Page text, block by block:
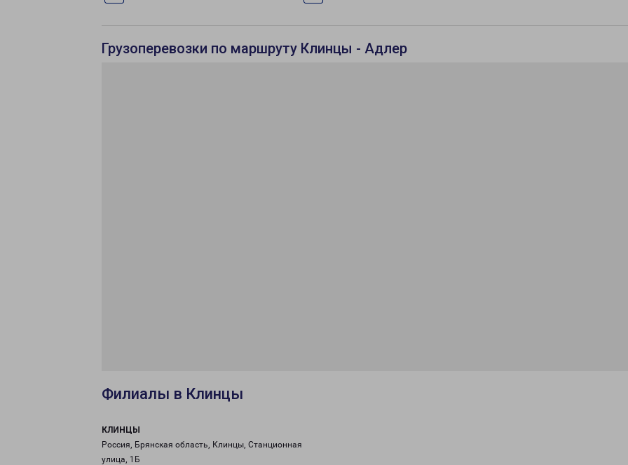
Грузоперевозки по маршруту Клинцы - Адлер
Филиалы в Клинцы
КЛИНЦЫ
Россия, Брянская область, Клинцы, Станционная
улица, 1Б